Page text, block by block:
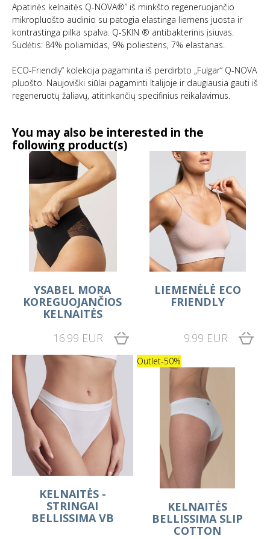
Apatinės kelnaitės Q-NOVA®” iš minkšto regeneruojančio
mikropluošto audinio su patogia elastinga liemens juosta ir
kontrastinga pilka spalva. Q-SKIN ® antibakterinis įsiuvas.
Sudėtis: 84% poliamidas, 9% poliesteris, 7% elastanas.
ECO-Friendly“ kolekcija pagaminta iš perdirbto „Fulgar“ Q-NOVA
pluošto. Naujoviški siūlai pagaminti Italijoje ir daugiausia gauti iš
regeneruotų žaliavų, atitinkančių specifinius reikalavimus.
You may also be interested in the
following product(s)
YSABEL MORA
KOREGUOJANČIOS
KELNAITĖS
16.99 EUR
LIEMENĖLĖ ECO
FRIENDLY
9.99 EUR
KELNAITĖS -
STRINGAI
BELLISSIMA VB
Outlet-50%
KELNAITĖS
BELLISSIMA SLIP
COTTON